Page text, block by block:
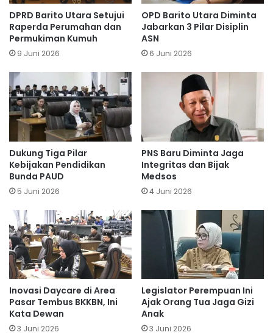
DPRD Barito Utara Setujui
Raperda Perumahan dan
Permukiman Kumuh
9 Juni 2026
OPD Barito Utara Diminta
Jabarkan 3 Pilar Disiplin
ASN
6 Juni 2026
Dukung Tiga Pilar
Kebijakan Pendidikan
Bunda PAUD
5 Juni 2026
PNS Baru Diminta Jaga
Integritas dan Bijak
Medsos
4 Juni 2026
Inovasi Daycare di Area
Pasar Tembus BKKBN, Ini
Kata Dewan
3 Juni 2026
Legislator Perempuan Ini
Ajak Orang Tua Jaga Gizi
Anak
3 Juni 2026